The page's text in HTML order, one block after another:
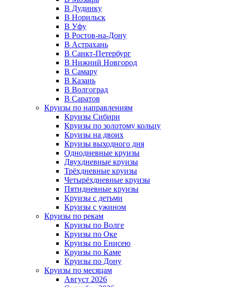
В Дудинку
В Норильск
В Уфу
В Ростов-на-Дону
В Астрахань
В Санкт-Петербург
В Нижний Новгород
В Самару
В Казань
В Волгоград
В Саратов
Круизы по направлениям
Круизы Сибири
Круизы по золотому кольцу
Круизы на двоих
Круизы выходного дня
Однодневные круизы
Двухдневные круизы
Трёхдневные круизы
Четырёхдневные круизы
Пятидневные круизы
Круизы с детьми
Круизы с ужином
Круизы по рекам
Круизы по Волге
Круизы по Оке
Круизы по Енисею
Круизы по Каме
Круизы по Дону
Круизы по месяцам
Август 2026